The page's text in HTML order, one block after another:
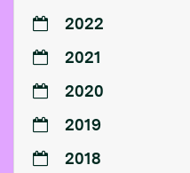
2022
2021
2020
2019
2018